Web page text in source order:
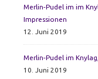
Merlin-Pudel im im
Impressionen
12. Juni 2019
Merlin-Pudel im
10. Juni 2019